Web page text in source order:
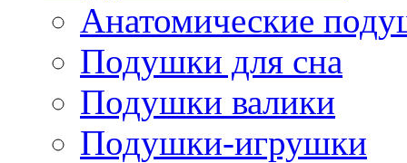
Анатомические
Подушки для сна
Подушки валики
Подушки-игрушки